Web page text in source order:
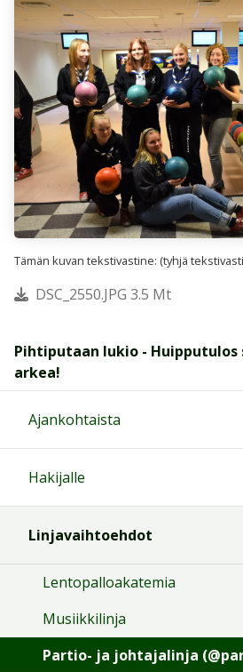
Tämän kuvan tekstivastine: (tyhjä
DSC_2550.JPG 3.5 Mt
Pihtiputaan lukio - Huipputulos
arkea!
Ajankohtaista
Hakijalle
Linjavaihtoehdot
Lentopalloakatemia
Musiikkilinja
Partio- ja johtajalinja